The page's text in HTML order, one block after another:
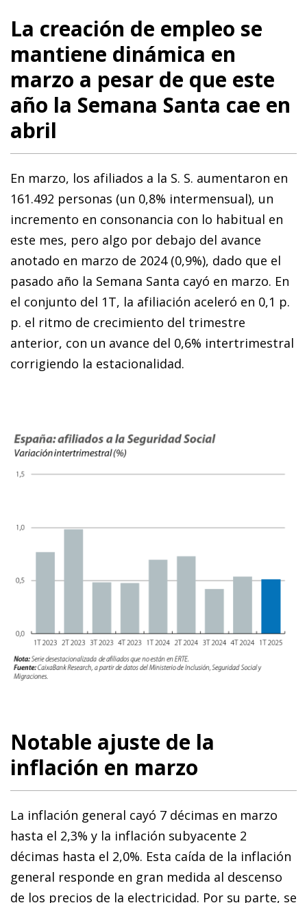
La creación de empleo se
mantiene dinámica en
marzo a pesar de que este
año la Semana Santa cae en
abril
En marzo, los afiliados a la S. S. aumentaron en
161.492 personas (un 0,8% intermensual), un
incremento en consonancia con lo habitual en
este mes, pero algo por debajo del avance
anotado en marzo de 2024 (0,9%), dado que el
pasado año la Semana Santa cayó en marzo. En
el conjunto del 1T, la afiliación aceleró en 0,1 p.
p. el ritmo de crecimiento del trimestre
anterior, con un avance del 0,6% intertrimestral
corrigiendo la estacionalidad.
Notable ajuste de la
inflación en marzo
La inflación general cayó 7 décimas en marzo
hasta el 2,3% y la inflación subyacente 2
décimas hasta el 2,0%. Esta caída de la inflación
general responde en gran medida al descenso
de los precios de la electricidad. Por su parte, se